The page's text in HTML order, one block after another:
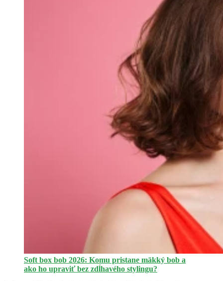
Soft box bob 2026: Komu pristane mäkký bob a
ako ho upraviť bez zdĺhavého stylingu?